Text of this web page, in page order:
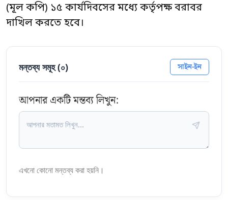
(মূল কপি) ১৫ কার্যদিবসের মধ্যে কর্তৃপক্ষ বরাবর
দাখিল করতে হবে।
মন্তব্য সমূহ (০) সাইন-ইন
আপনার একটি মন্তব্য লিখুন:
এখনো কোনো মন্তব্য করা হয়নি।